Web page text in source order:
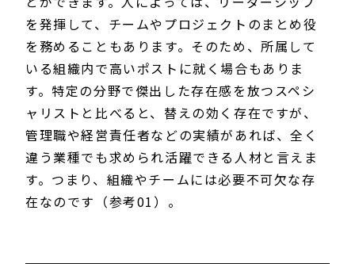
を発揮して、チームやプロジェクトのまとめ役
を務めることもあります。そのため、所属して
いる組織内で高いポストに就く場合もありま
す。特定の分野で傑出した存在感を放つスペシ
ャリストと比べると、替えの効く存在ですが、
管理職や経営責任者などの実績があれば、全く
違う業種でも求められ活躍できる人材と言えま
す。つまり、組織やチームには必要不可欠な存
在なのです（参考01）。